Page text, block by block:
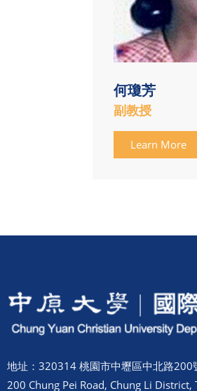
何瓊芳
副教授
Learn More
地址：320314 桃園市中壢區中北路200
200 Chung Pei Road, Chung Li